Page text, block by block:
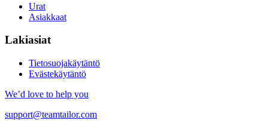
Urat
Asiakkaat
Lakiasiat
Tietosuojakäytäntö
Evästekäytäntö
We’d love to help you
support@teamtailor.com